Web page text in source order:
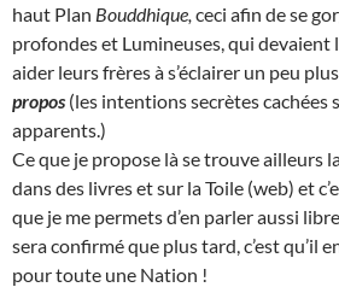
haut Plan Bouddhique, ceci afin de se
profondes et Lumineuses, qui devaient
aider leurs frères à s’éclairer un peu
propos (les intentions secrètes cachées
apparents.)
Ce que je propose là se trouve ailleurs
dans des livres et sur la Toile (web) et
que je me permets d’en parler aussi
sera confirmé que plus tard, c’est qu’il
pour toute une Nation !